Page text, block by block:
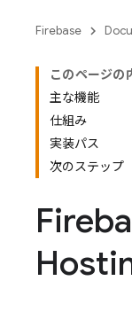
Firebase
このページの
主な機能
仕組み
実装パス
次のステップ